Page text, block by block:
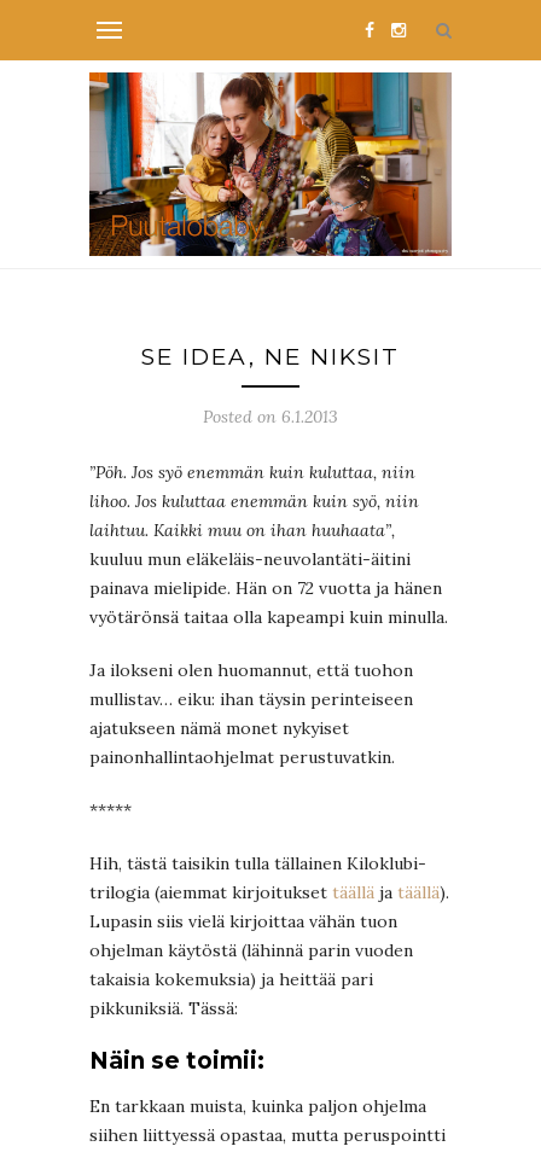
SE IDEA, NE NIKSIT
Posted on 6.1.2013
”Pöh. Jos syö enemmän kuin kuluttaa, niin
lihoo. Jos kuluttaa enemmän kuin syö, niin
laihtuu. Kaikki muu on ihan huuhaata”,
kuuluu mun eläkeläis-neuvolantäti-äitini
painava mielipide. Hän on 72 vuotta ja hänen
vyötärönsä taitaa olla kapeampi kuin minulla.
Ja ilokseni olen huomannut, että tuohon
mullistav… eiku: ihan täysin perinteiseen
ajatukseen nämä monet nykyiset
painonhallintaohjelmat perustuvatkin.
*****
Hih, tästä taisikin tulla tällainen Kiloklubi-
trilogia (aiemmat kirjoitukset täällä ja täällä).
Lupasin siis vielä kirjoittaa vähän tuon
ohjelman käytöstä (lähinnä parin vuoden
takaisia kokemuksia) ja heittää pari
pikkuniksiä. Tässä:
Näin se toimii:
En tarkkaan muista, kuinka paljon ohjelma
siihen liittyessä opastaa, mutta peruspointti